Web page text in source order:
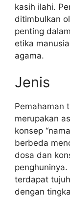
kasih ilahi.
ditimbulkan
penting
etika
agama.
Jenis
Pemahaman
merupakan
konsep
berbeda
dosa dan
terdapat
dengan